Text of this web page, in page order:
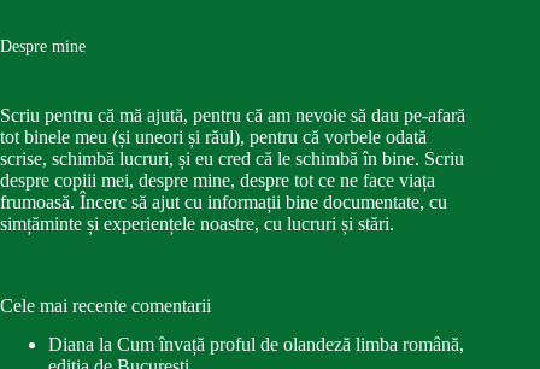
Despre mine
Scriu pentru că mă ajută, pentru că am nevoie să dau pe-afară
tot binele meu (și uneori și răul), pentru că vorbele odată
scrise, schimbă lucruri, și eu cred că le schimbă în bine. Scriu
despre copiii mei, despre mine, despre tot ce ne face viața
frumoasă. Încerc să ajut cu informații bine documentate, cu
simțăminte și experiențele noastre, cu lucruri și stări.
Cele mai recente comentarii
Diana la Cum învață proful de olandeză limba română,